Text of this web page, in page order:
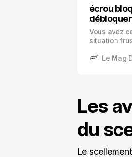
écrou
Vous avez
situation
Ce Le Mag
Les
du
Le